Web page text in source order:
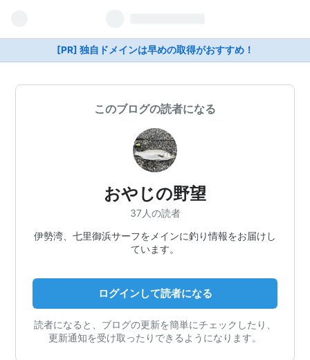
[PR] 独自ドメインは早めの取得がおすすめ！
このブログの読者になる
おやじの野望
37人の読者
伊勢湾、七里御浜サーフをメインに釣り情報をお届けし
ています。
ログインして読者になる
読者になると、ブログの更新を簡単にチェックしたり、
更新通知を受け取ったりできるようになります。